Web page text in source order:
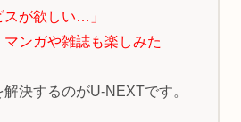
が欲しい…」
マンガや雑誌も楽しみた
決するのがU-NEXTです。